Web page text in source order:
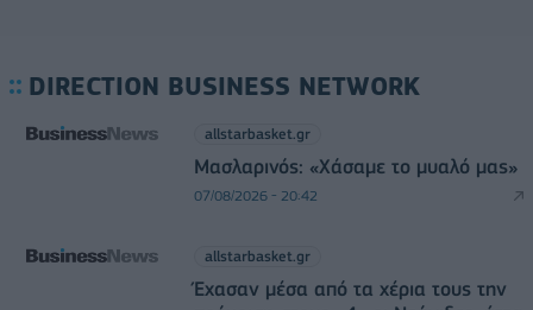
DIRECTION BUSINESS NETWORK
allstarbasket.gr
Μασλαρινός: «Χάσαμε το μυαλό μας»
07/08/2026 - 20:42
allstarbasket.gr
Έχασαν μέσα από τα χέρια τους την